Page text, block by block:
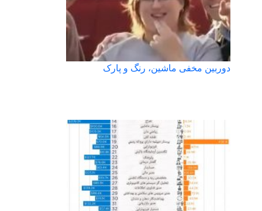
دوربین مخفی ماشین، رنگ و پارک